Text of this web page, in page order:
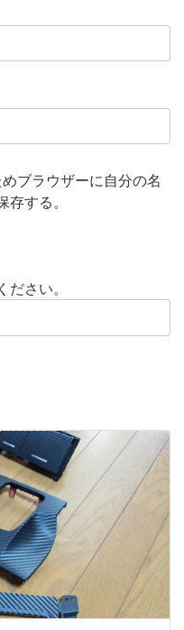
ブラウザーに自分の名
する。
さい。